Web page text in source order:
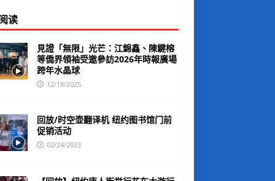
读
見證「無限」光芒：江錦鑫、陳鍵榕
等僑界領袖受邀參訪2026年時報廣場
跨年水晶球
12/18/2025
回放/时空壶翻译机 纽约图书馆门前
促销活动
02/24/2023